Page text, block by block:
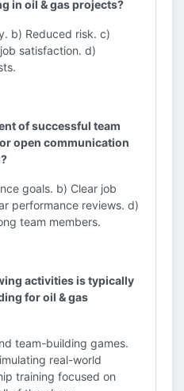
in oil & gas projects?
b) Reduced risk. c)
satisfaction. d)
of successful team
open communication
goals. b) Clear job
performance reviews. d)
team members.
activities is typically
for oil & gas
team-building games.
real-world
training focused on